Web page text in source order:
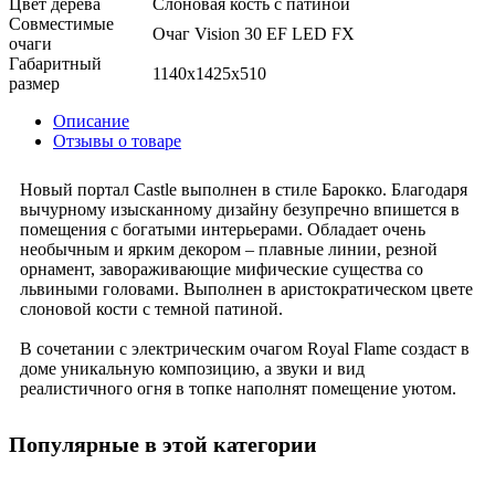
Совместимые
очаги
Очаг Vision 30 EF LED FX
Габаритный
размер
1140x1425x510
Описание
Отзывы о товаре
Новый портал Castle выполнен в стиле Барокко. Благодаря
вычурному изысканному дизайну безупречно впишется в
помещения с богатыми интерьерами. Обладает очень
необычным и ярким декором – плавные линии, резной
орнамент, завораживающие мифические существа со
львиными головами. Выполнен в аристократическом цвете
слоновой кости с темной патиной.
В сочетании с электрическим очагом Royal Flame создаст в
доме уникальную композицию, а звуки и вид
реалистичного огня в топке наполнят помещение уютом.
Популярные в этой категории